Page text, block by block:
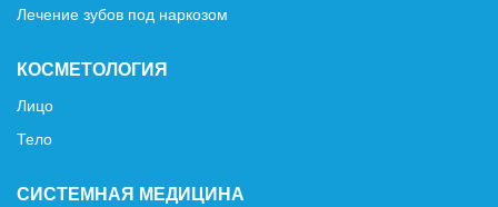
Лечение зубов под наркозом
КОСМЕТОЛОГИЯ
Лицо
Тело
СИСТЕМНАЯ МЕДИЦИНА